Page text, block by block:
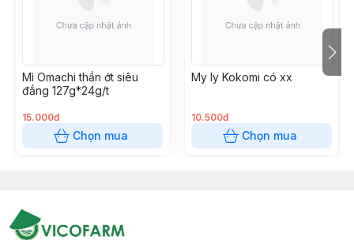
Mì Omachi thần ớt siêu
đắng 127g*24g/t
15.000đ
Chọn mua
My ly Kokomi có xx
10.500đ
Chọn mua